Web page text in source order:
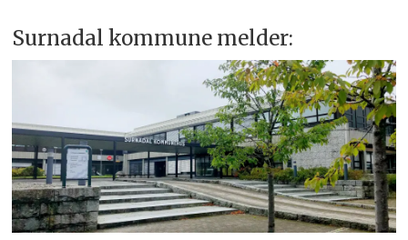
Surnadal kommune melder: